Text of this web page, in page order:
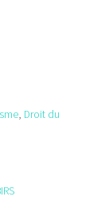
, Droit du